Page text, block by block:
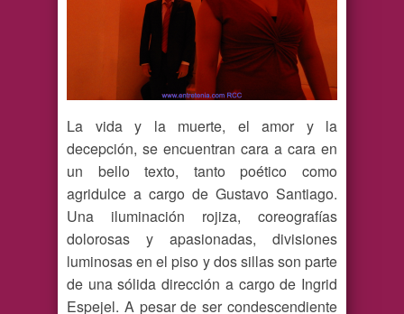
La vida y la muerte, el amor y la
decepción, se encuentran cara a cara en
un bello texto, tanto poético como
agridulce a cargo de Gustavo Santiago.
Una iluminación rojiza, coreografías
dolorosas y apasionadas, divisiones
luminosas en el piso y dos sillas son parte
de una sólida dirección a cargo de Ingrid
Espejel. A pesar de ser condescendiente